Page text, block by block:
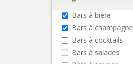
Bars à bière
Bars à champagne
Bars à cocktails
Bars à salades